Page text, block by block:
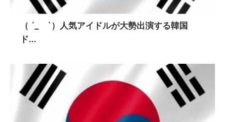
（ ´_ゝ`）人気アイドルが大勢出演する韓国
ド...